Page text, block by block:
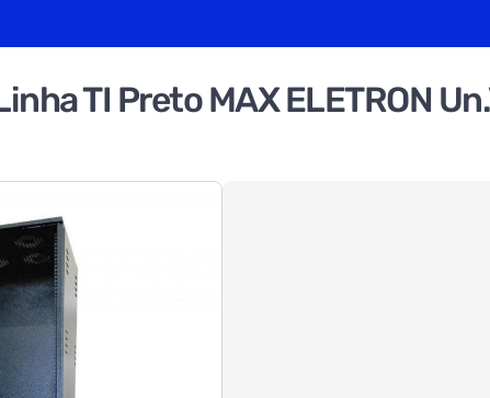
TI Preto MAX ELETRON